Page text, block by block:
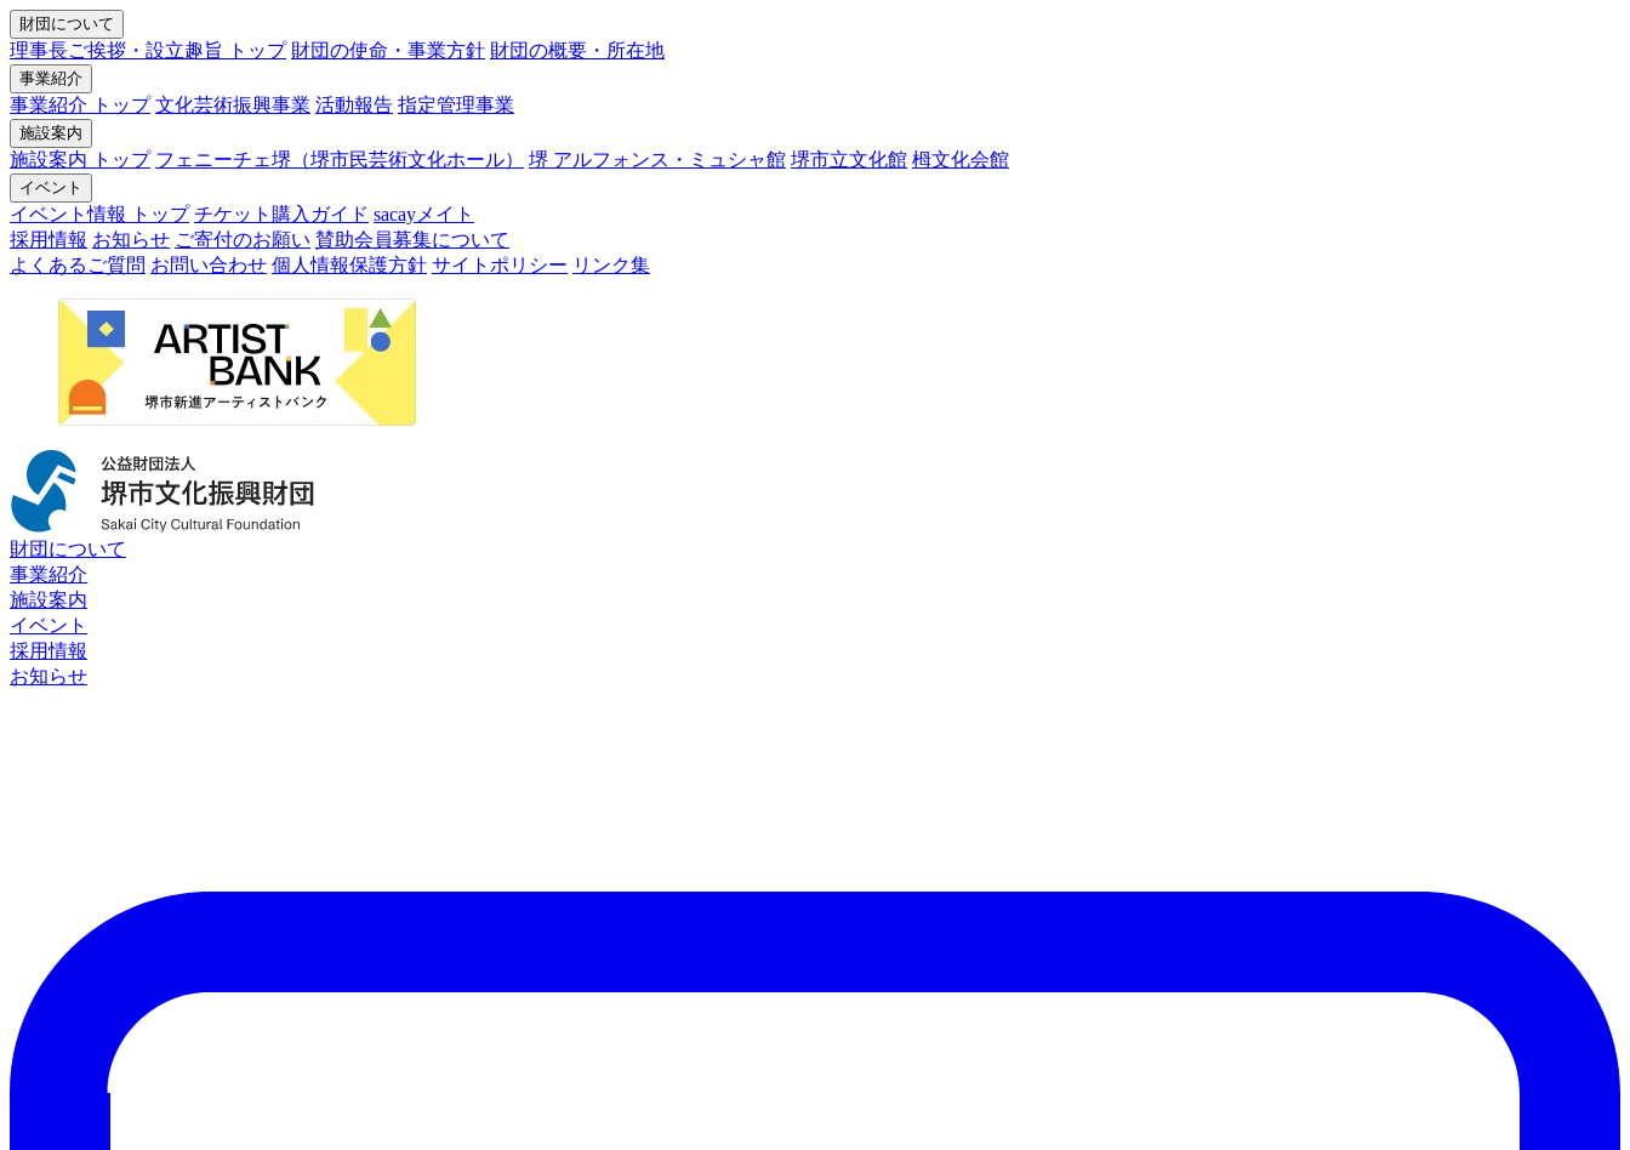
財団について
理事長ご挨拶・設立趣旨 トップ 財団の使命・事業方針 財団の概要・所在地
事業紹介
事業紹介 トップ 文化芸術振興事業 活動報告 指定管理事業
施設案内
施設案内 トップ フェニーチェ堺（堺市民芸術文化ホール） 堺 アルフォンス・ミュシャ館 堺市立文化館 栂文化会館
イベント
イベント情報 トップ チケット購入ガイド sacayメイト
採用情報 お知らせ ご寄付のお願い 賛助会員募集について
よくあるご質問 お問い合わせ 個人情報保護方針 サイトポリシー リンク集
財団について
事業紹介
施設案内
イベント
採用情報
お知らせ